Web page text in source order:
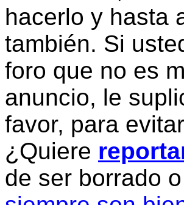
hacerlo y hasta
también. Si
foro que no es
anuncio, le
favor, para
¿Quiere
de ser borrado